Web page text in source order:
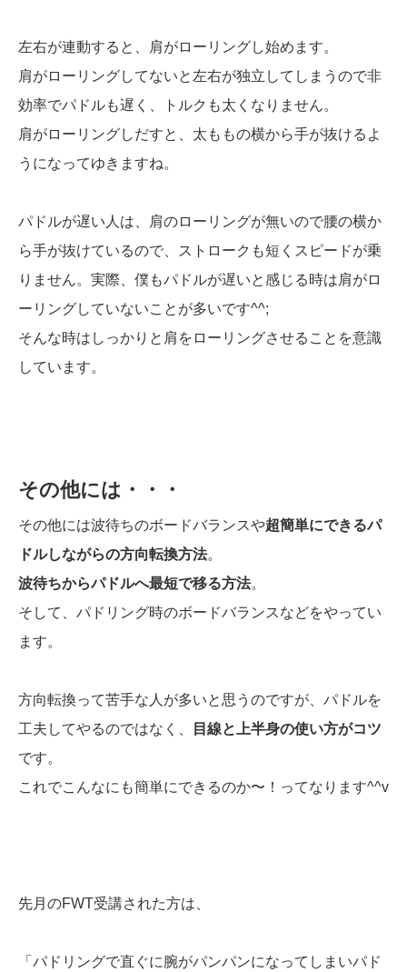
左右が連動すると、肩がローリングし始めます。
肩がローリングしてないと左右が独立してしまうので非
効率でパドルも遅く、トルクも太くなりません。
肩がローリングしだすと、太ももの横から手が抜けるよ
うになってゆきますね。
パドルが遅い人は、肩のローリングが無いので腰の横か
ら手が抜けているので、ストロークも短くスピードが乗
りません。実際、僕もパドルが遅いと感じる時は肩がロ
ーリングしていないことが多いです^^;
そんな時はしっかりと肩をローリングさせることを意識
しています。
その他には・・・
その他には波待ちのボードバランスや超簡単にできるパ
ドルしながらの方向転換方法。
波待ちからパドルへ最短で移る方法。
そして、パドリング時のボードバランスなどをやってい
ます。
方向転換って苦手な人が多いと思うのですが、パドルを
工夫してやるのではなく、
目線と上半身の使い方がコツ
です。
これでこんなにも簡単にできるのか〜！ってなります^^v
先月のFWT受講された方は、
「パドリングで直ぐに腕がパンパンになってしまいパド